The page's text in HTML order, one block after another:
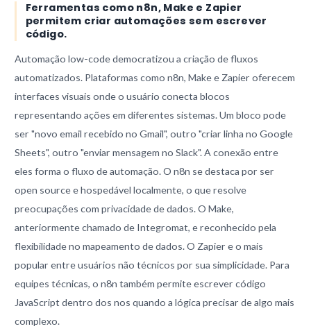
Ferramentas como n8n, Make e Zapier
permitem criar automações sem escrever
código.
Automação low-code democratizou a criação de fluxos
automatizados. Plataformas como n8n, Make e Zapier oferecem
interfaces visuais onde o usuário conecta blocos
representando ações em diferentes sistemas. Um bloco pode
ser "novo email recebido no Gmail", outro "criar linha no Google
Sheets", outro "enviar mensagem no Slack". A conexão entre
eles forma o fluxo de automação. O n8n se destaca por ser
open source e hospedável localmente, o que resolve
preocupações com privacidade de dados. O Make,
anteriormente chamado de Integromat, e reconhecido pela
flexibilidade no mapeamento de dados. O Zapier e o mais
popular entre usuários não técnicos por sua simplicidade. Para
equipes técnicas, o n8n também permite escrever código
JavaScript dentro dos nos quando a lógica precisar de algo mais
complexo.